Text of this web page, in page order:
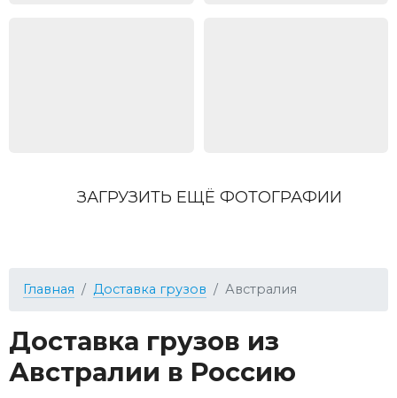
ЗАГРУЗИТЬ ЕЩЁ ФОТОГРАФИИ
Главная Доставка грузов Австралия
Доставка грузов из
Австралии в Россию